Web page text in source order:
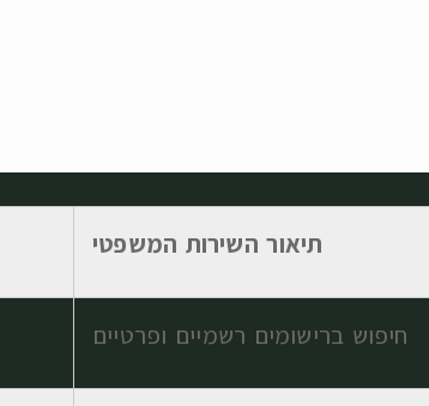
תיאור השירות המשפטי
חיפוש ברישומים רשמיים ופרטיים